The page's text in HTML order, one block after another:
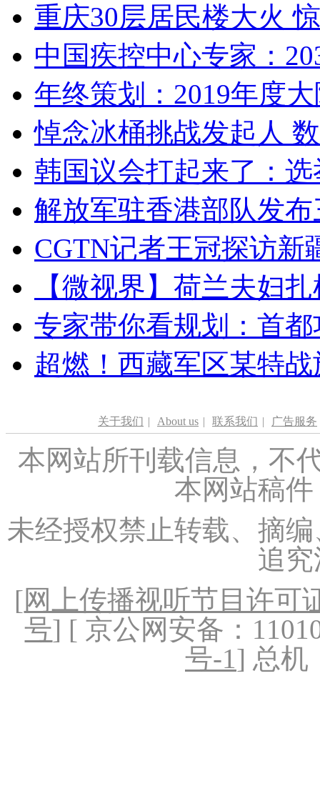
重庆30层居民楼大火
中国疾控中心专家：
年终策划：2019年度
悼念冰桶挑战发起人
韩国议会打起来了：
解放军驻香港部队发
CGTN记者王冠探访新
【微视界】荷兰夫妇
专家带你看规划：首
超燃！西藏军区某特
关于我们 | About us | 联系我们 | 广告服务
本网站所刊载信息，不
本网站稿
未经授权禁止转载、摘
追
[网上传播视听节目许可
号] [ 京公网安备：
号-1] 总机